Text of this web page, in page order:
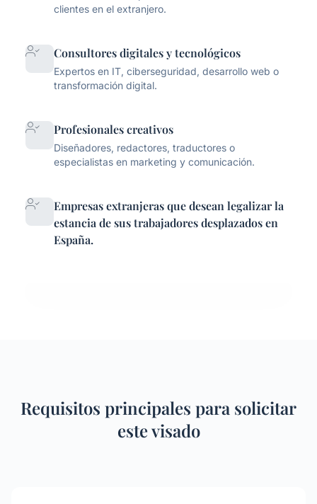
clientes en el extranjero.
Consultores digitales y tecnológicos
Expertos en IT, ciberseguridad, desarrollo web o
transformación digital.
Profesionales creativos
Diseñadores, redactores, traductores o
especialistas en marketing y comunicación.
Empresas extranjeras que desean legalizar la
estancia de sus trabajadores desplazados en
España.
Requisitos principales para solicitar
este visado